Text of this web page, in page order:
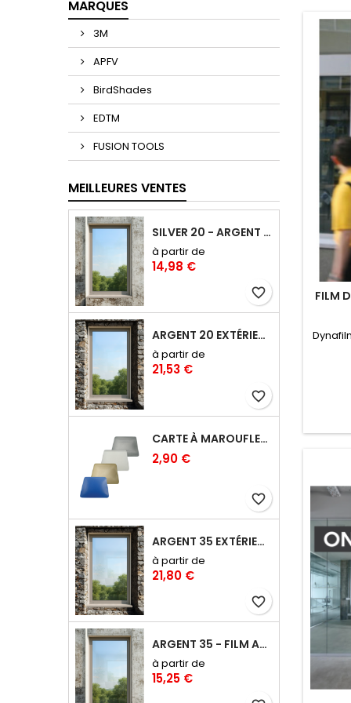
MARQUES
3M
APFV
BirdShades
EDTM
FUSION TOOLS
MEILLEURES VENTES
SILVER 20 - ARGENT 20 FILM ANTI-CHALEUR, ANTI ÉBLOUISSEMENT RÉFLÉCHISSANT SAINT-GOBAIN SOLAR GARD
à partir de
14,98 €
favorite_border
ARGENT 20 EXTÉRIEUR : FILM ANTI-CHALEUR ET ANTI-ÉBLOUISSEMENT POSE EXTÉRIEURE
à partir de
21,53 €
favorite_border
CARTE À MAROUFLER RIGIDE COINS ARRONDIS – 10 CM
2,90 €
favorite_border
ARGENT 35 EXTÉRIEUR - FILM ANTI-CHALEUR, ANTI ÉBLOUISSEMENT RÉFLÉCHISSANT
à partir de
21,80 €
favorite_border
ARGENT 35 - FILM ANTI-CHALEUR, ANTI ÉBLOUISSEMENT RÉFLÉCHISSANT
à partir de
15,25 €
FILM
en un
pour